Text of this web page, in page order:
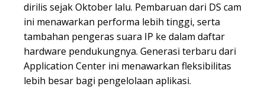
dirilis sejak Oktober lalu. Pembaruan dari DS cam
ini menawarkan performa lebih tinggi, serta
tambahan pengeras suara IP ke dalam daftar
hardware pendukungnya. Generasi terbaru dari
Application Center ini menawarkan fleksibilitas
lebih besar bagi pengelolaan aplikasi.